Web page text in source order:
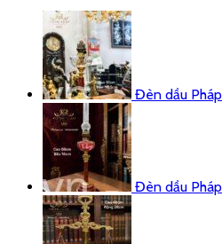
Đèn dầu Pháp
Đèn dầu Pháp